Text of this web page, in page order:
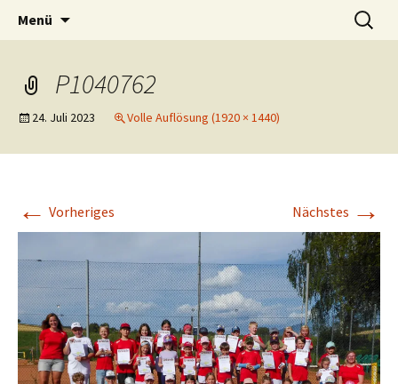
Tennis Rot
Menü
Suchen
nach:
P1040762
24. Juli 2023 Volle Auflösung (1920 × 1440)
← Vorheriges Nächstes →